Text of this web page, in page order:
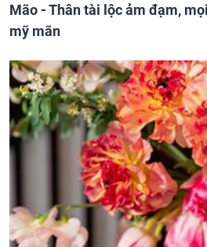
Mão - Thân tài lộc ảm đạm,
mỹ mãn